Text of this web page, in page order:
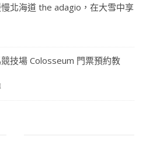
慢北海道 the adagio，在大雪中享
競技場 Colosseum 門票預約教